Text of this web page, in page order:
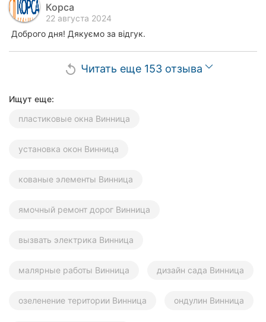
Корса
22 августа 2024
Доброго дня! Дякуємо за відгук.
replay Читать еще 153 отзыва
Ищут еще:
пластиковые окна Винница
установка окон Винница
кованые элементы Винница
ямочный ремонт дорог Винница
вызвать электрика Винница
малярные работы Винница дизайн сада Винница
озеленение територии Винница ондулин Винница